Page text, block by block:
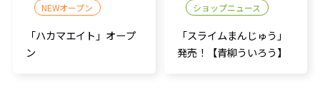
NEWオープン
「ハカマエイト」オープ
ン
ショップニュース
「スライムまんじゅう」
発売！【青柳ういろう】